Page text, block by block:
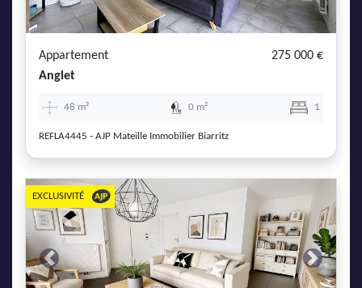
Appartement
275 000 €
Anglet
48 m² 0 m² 1
REFLA4445 - AJP Mateille Immobilier Biarritz
Previous Next
EXCLUSIVITÉ